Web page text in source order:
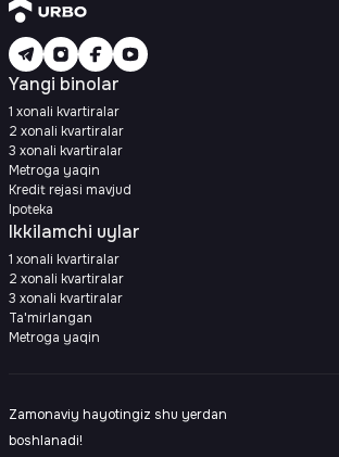
Yangi binolar
1 xonali kvartiralar
2 xonali kvartiralar
3 xonali kvartiralar
Metroga yaqin
Kredit rejasi mavjud
Ipoteka
Ikkilamchi uylar
1 xonali kvartiralar
2 xonali kvartiralar
3 xonali kvartiralar
Ta'mirlangan
Metroga yaqin
Zamonaviy hayotingiz shu yerdan
boshlanadi!